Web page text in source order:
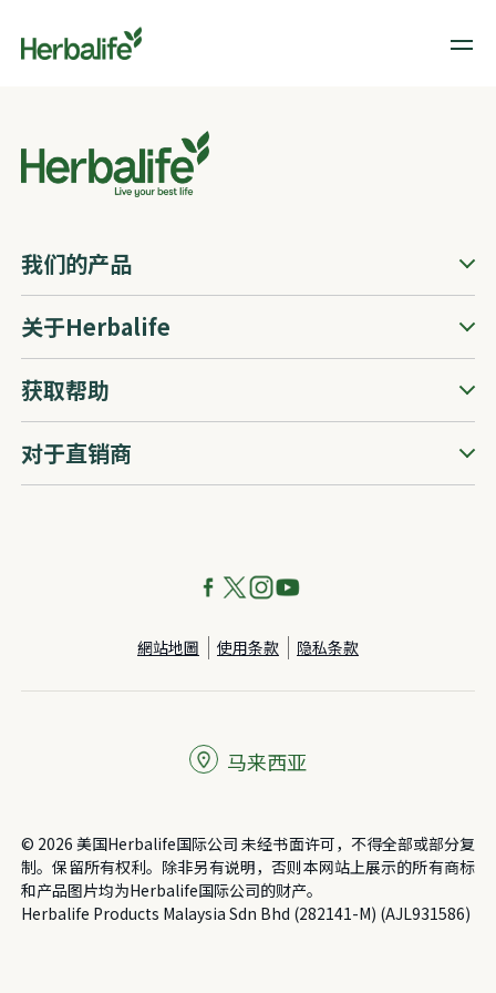
我们的产品
关于Herbalife
获取帮助
对于直销商
網站地圖 使用条款 隐私条款
© 2026 美国Herbalife国际公司 未经书面许可，不得全部或部分复
制。保留所有权利。除非另有说明，否则本网站上展示的所有商标
和产品图片均为Herbalife国际公司的财产。
Herbalife Products Malaysia Sdn Bhd (282141-M) (AJL931586)
马来西亚